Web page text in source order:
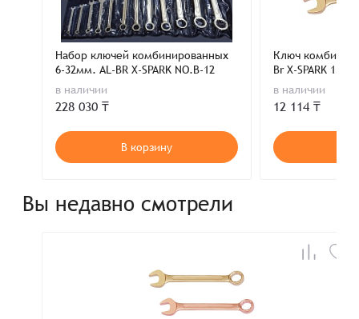
Набор ключей комбинированных
6-32мм. AL-BR X-SPARK NO.B-12
в наличии
228 030 ₸
В корзину
Ключ
Br X-SPARK 135-
в наличии
12 114 ₸
Вы недавно смотрели